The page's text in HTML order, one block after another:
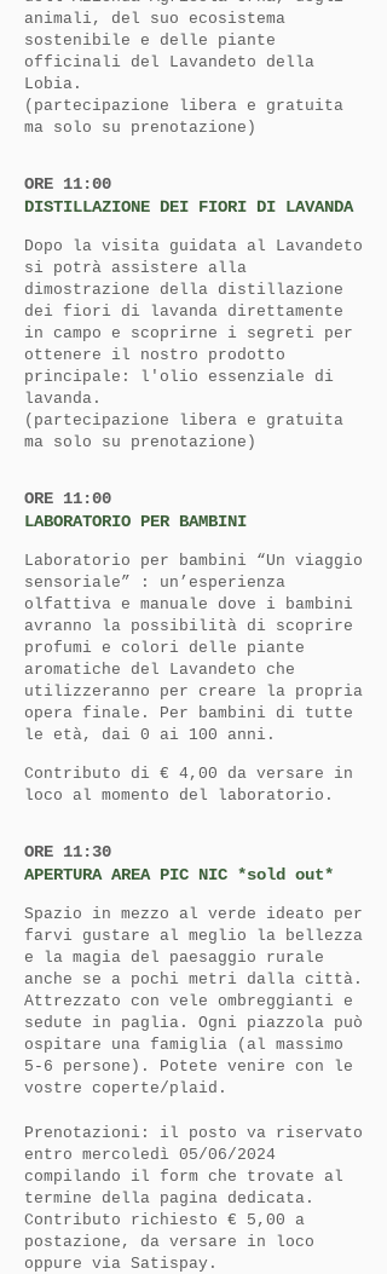
animali, del suo ecosistema
sostenibile e delle piante
officinali del Lavandeto della
Lobia.
(partecipazione libera e gratuita
ma solo su prenotazione)
ORE 11:00
DISTILLAZIONE DEI FIORI DI LAVANDA
Dopo la visita guidata al Lavandeto
si potrà assistere alla
dimostrazione della distillazione
dei fiori di lavanda direttamente
in campo e scoprirne i segreti per
ottenere il nostro prodotto
principale: l'olio essenziale di
lavanda.
(partecipazione libera e gratuita
ma solo su prenotazione)
ORE 11:00
LABORATORIO PER BAMBINI
Laboratorio per bambini “Un viaggio
sensoriale” : un’esperienza
olfattiva e manuale dove i bambini
avranno la possibilità di scoprire
profumi e colori delle piante
aromatiche del Lavandeto che
utilizzeranno per creare la propria
opera finale. Per bambini di tutte
le età, dai 0 ai 100 anni.
Contributo di € 4,00 da versare in
loco al momento del laboratorio.
ORE 11:30
APERTURA AREA PIC NIC *sold out*
Spazio in mezzo al verde ideato per
farvi gustare al meglio la bellezza
e la magia del paesaggio rurale
anche se a pochi metri dalla città.
Attrezzato con vele ombreggianti e
sedute in paglia. Ogni piazzola può
ospitare una famiglia (al massimo
5-6 persone). Potete venire con le
vostre coperte/plaid.
Prenotazioni: il posto va riservato
entro mercoledì 05/06/2024
compilando il form che trovate al
termine della pagina dedicata.
Contributo richiesto € 5,00 a
postazione, da versare in loco
oppure via Satispay.